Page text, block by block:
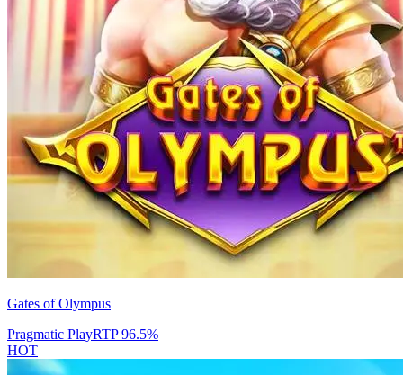
Gates of Olympus
Pragmatic PlayRTP96.5%
HOT